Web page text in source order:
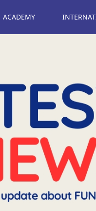
ACADEMY